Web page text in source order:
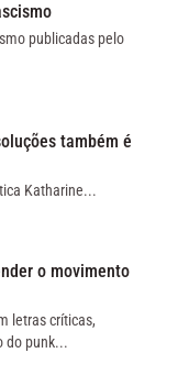
publicadas pelo
também é
Katharine...
o movimento
letras críticas,
do punk...